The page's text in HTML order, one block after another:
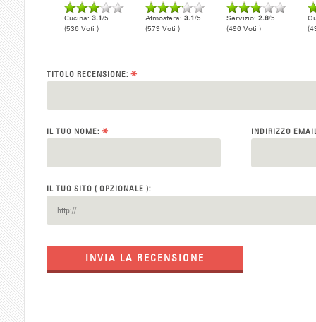
Cucina: 3.1/5
(536 Voti )
Atmosfera: 3.1/5
(579 Voti )
Servizio: 2.8/5
(496 Voti )
TITOLO RECENSIONE: *
IL TUO NOME: * INDIRIZZO
IL TUO SITO ( OPZIONALE ):
INVIA LA RECENSIONE